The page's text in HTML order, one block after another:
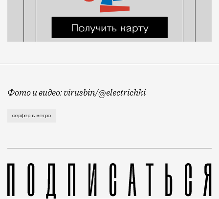
Фото и видео: virusbin/@electrichki
Subway surfers, московская версия: в метро
серфер в метро